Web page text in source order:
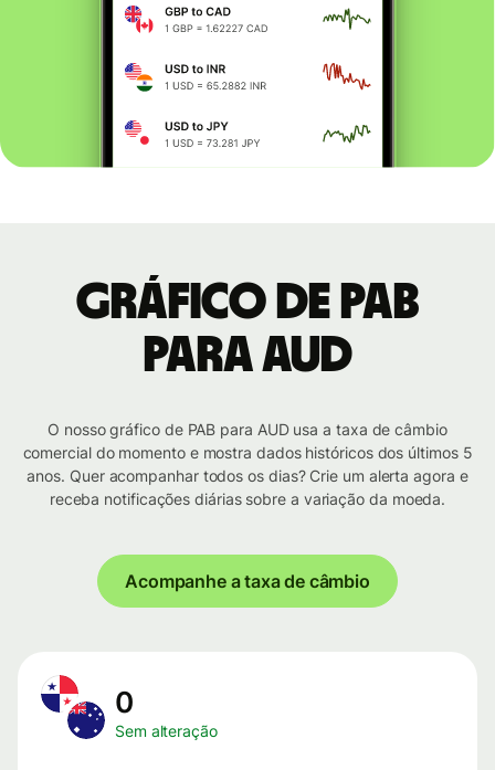
Gráfico de PAB
para AUD
O nosso gráfico de PAB para AUD usa a taxa de câmbio
comercial do momento e mostra dados históricos dos últimos 5
anos. Quer acompanhar todos os dias? Crie um alerta agora e
receba notificações diárias sobre a variação da moeda.
Acompanhe a taxa de câmbio
0
Sem alteração